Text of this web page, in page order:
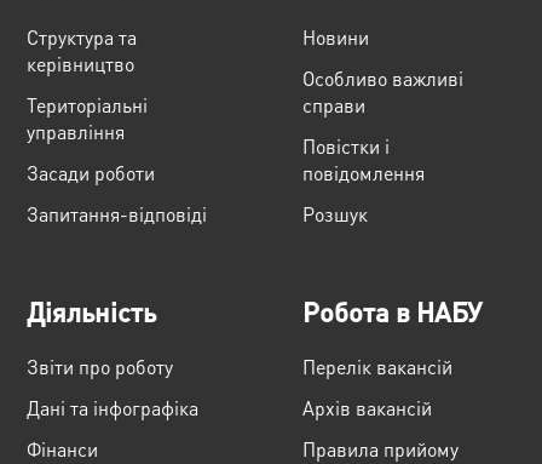
Структура та
керівництво
Територіальні
управління
Засади роботи
Запитання-відповіді
Новини
Особливо важливі
справи
Повістки і
повідомлення
Розшук
Діяльність
Звіти про роботу
Дані та інфографіка
Фінанси
Робота в НАБУ
Перелік вакансій
Архів вакансій
Правила прийому